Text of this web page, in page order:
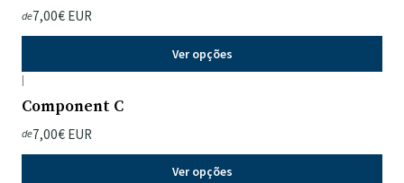
de7,00€ EUR
Ver opções
|
Component C
de7,00€ EUR
Ver opções